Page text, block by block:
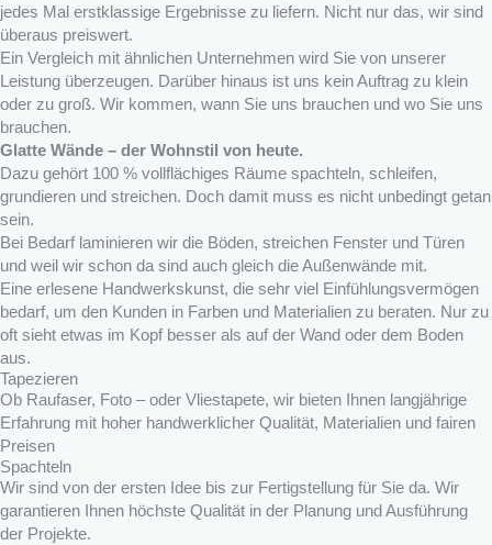
jedes Mal erstklassige Ergebnisse zu liefern. Nicht nur das, wir sind
überaus preiswert.
Ein Vergleich mit ähnlichen Unternehmen wird Sie von unserer
Leistung überzeugen. Darüber hinaus ist uns kein Auftrag zu klein
oder zu groß. Wir kommen, wann Sie uns brauchen und wo Sie uns
brauchen.
Glatte Wände – der Wohnstil von heute.
Dazu gehört 100 % vollflächiges Räume spachteln, schleifen,
grundieren und streichen. Doch damit muss es nicht unbedingt getan
sein.
Bei Bedarf laminieren wir die Böden, streichen Fenster und Türen
und weil wir schon da sind auch gleich die Außenwände mit.
Eine erlesene Handwerkskunst, die sehr viel Einfühlungsvermögen
bedarf, um den Kunden in Farben und Materialien zu beraten. Nur zu
oft sieht etwas im Kopf besser als auf der Wand oder dem Boden
aus.
Tapezieren
Ob Raufaser, Foto – oder Vliestapete, wir bieten Ihnen langjährige
Erfahrung mit hoher handwerklicher Qualität, Materialien und fairen
Preisen
Spachteln
Wir sind von der ersten Idee bis zur Fertigstellung für Sie da. Wir
garantieren Ihnen höchste Qualität in der Planung und Ausführung
der Projekte.